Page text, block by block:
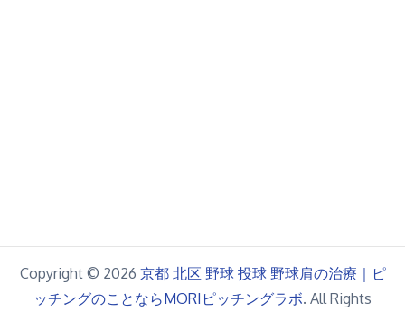
Copyright © 2026 京都 北区 野球 投球 野球肩の治療｜ピ
ッチングのことならMORIピッチングラボ. All Rights